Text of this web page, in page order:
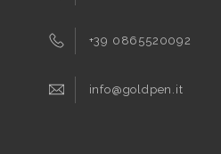
+39 0865520092
info@goldpen.it